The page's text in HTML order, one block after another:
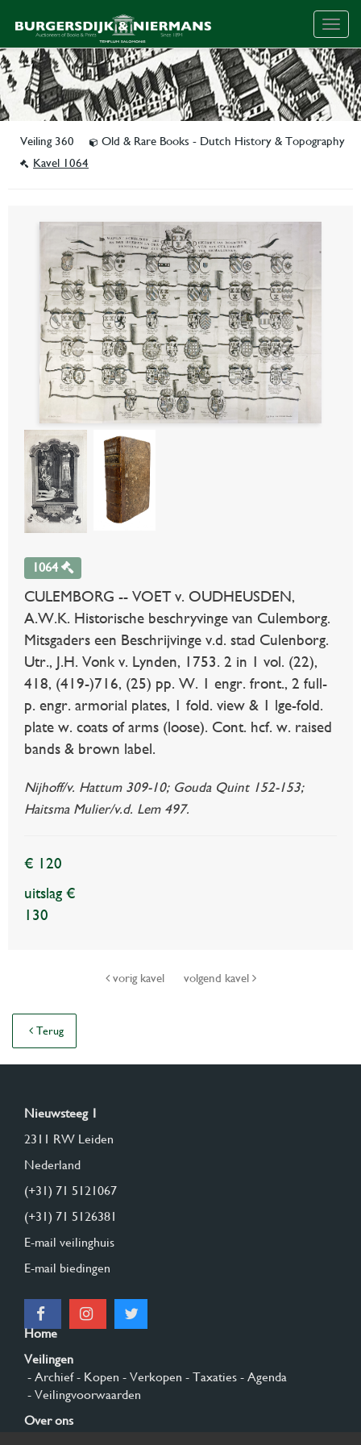
Veiling 360
Old & Rare Books - Dutch History & Topography
Kavel 1064
1064
CULEMBORG -- VOET v. OUDHEUSDEN,
A.W.K. Historische beschryvinge van Culemborg.
Mitsgaders een Beschrijvinge v.d. stad Culenborg.
Utr., J.H. Vonk v. Lynden, 1753. 2 in 1 vol. (22),
418, (419-)716, (25) pp. W. 1 engr. front., 2 full-
p. engr. armorial plates, 1 fold. view & 1 lge-fold.
plate w. coats of arms (loose). Cont. hcf. w. raised
bands & brown label.
Nijhoff/v. Hattum 309-10; Gouda Quint 152-153;
Haitsma Mulier/v.d. Lem 497.
€ 120
uitslag €
130
vorig kavel volgend kavel
Terug
Nieuwsteeg 1
2311 RW Leiden
Nederland
(+31) 71 5121067
(+31) 71 5126381
E-mail veilinghuis
E-mail biedingen
Home
Veilingen
- Archief- Kopen - Verkopen - Taxaties - Agenda
- Veilingvoorwaarden
Over ons